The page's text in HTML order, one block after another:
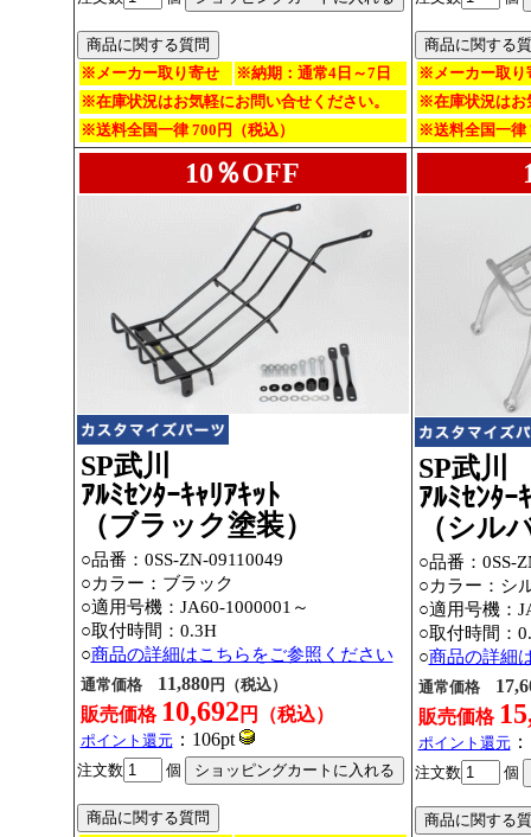
※メーカー取り寄せ
※納期：通常4日～7日
※在庫状況はお気軽にお問い合せください。
※送料全国一律 700円（税込）
※メーカー取り
※在庫状況はお
※送料全国一律
10％OFF
SP武川
ｱﾙﾐｾﾝﾀｰｷｬﾘｱｷｯﾄ
（ブラック塗装）
○品番：0SS-ZN-09110049
○カラー：ブラック
○適用号機：JA60-1000001～
○取付時間：0.3H
○商品の詳細はこちらをご参照ください
通常価格 11,880円（税込）
販売価格 10,692 円（税込）
ポイント還元：106pt
注文数 個
SP武川
ｱﾙﾐｾﾝﾀｰ
（シル
○品番：0SS-
○カラー：シ
○適用号機：
○取付時間：
○商品の詳細
通常価格
販売価格
ポイント還元
注文数 個